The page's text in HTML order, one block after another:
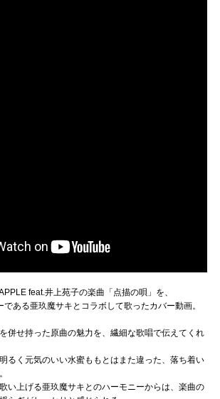
feat.井上苑子の楽曲「点描の唄」を、
ある亜玖魔サキとコラボして歌ったカバー動画。
併せ持った原曲の魅力を、繊細な歌唱で伝えてくれ
るく元気のいい水蜜ももとはまた違った、落ち着い
い上げる亜玖魔サキとのハーモニーからは、楽曲の